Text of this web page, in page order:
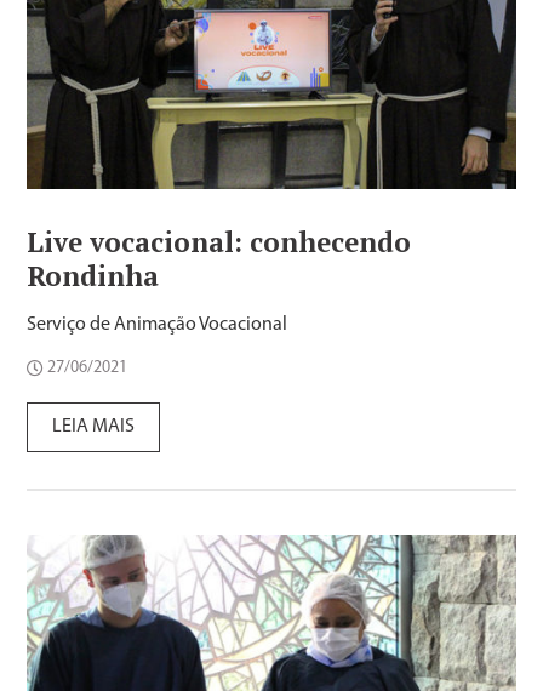
Live vocacional: conhecendo
Rondinha
Serviço de Animação Vocacional
27/06/2021
LEIA MAIS